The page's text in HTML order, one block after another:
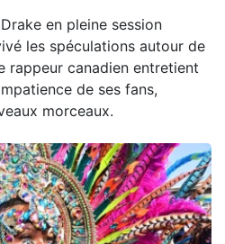
en pleine session
les spéculations autour de
rappeur canadien entretient
de ses fans,
morceaux.